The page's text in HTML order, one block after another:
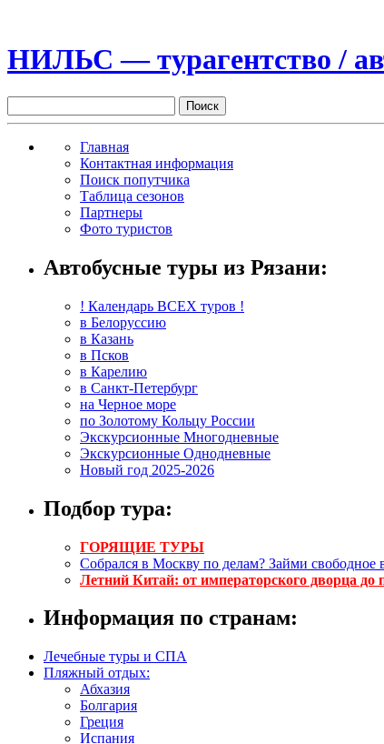
НИЛЬС — турагентство /
Главная
Контактная информация
Поиск попутчика
Таблица сезонов
Партнеры
Фото туристов
Автобусные туры из Рязани:
! Календарь ВСЕХ туров !
в Белоруссию
в Казань
в Псков
в Карелию
в Санкт-Петербург
на Черное море
по Золотому Кольцу России
Экскурсионные Многодневные
Экскурсионные Однодневные
Новый год 2025-2026
Подбор тура:
ГОРЯЩИЕ ТУРЫ
Собрался в Москву по делам? Займи
Летний Китай: от императорского дворца до
Информация по странам:
Лечебные туры и СПА
Пляжный отдых:
Абхазия
Болгария
Греция
Испания